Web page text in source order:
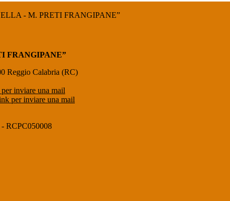
- M. PRETI FRANGIPANE”
FRANGIPANE”
Reggio Calabria (RC)
inviare una mail
per inviare una mail
RCPC050008